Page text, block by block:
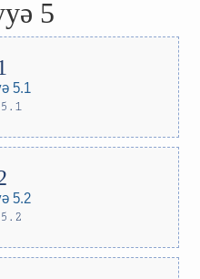
5
5.1
5.2